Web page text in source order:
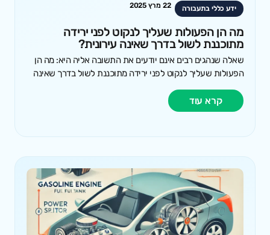
ידע כללי בתעבורה 22 מרץ 2025
מה הן הפעולות שעליך לנקוט לפני ירידה
מתוכננת לשול בדרך שאינה עירונית?
שאלה שנהגים רבים אינם יודעים את התשובה אליה היא: מה הן
הפעולות שעליך לנקוט לפני ירידה מתוכננת לשול בדרך שאינה
קרא עוד